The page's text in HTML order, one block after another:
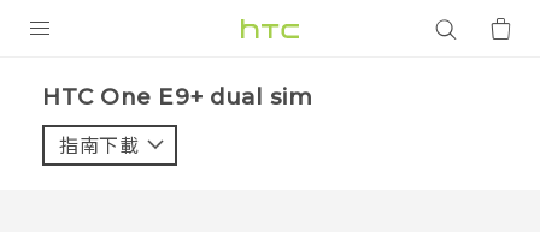
VIVE
HTC One E9+ dual sim‎
指南下載